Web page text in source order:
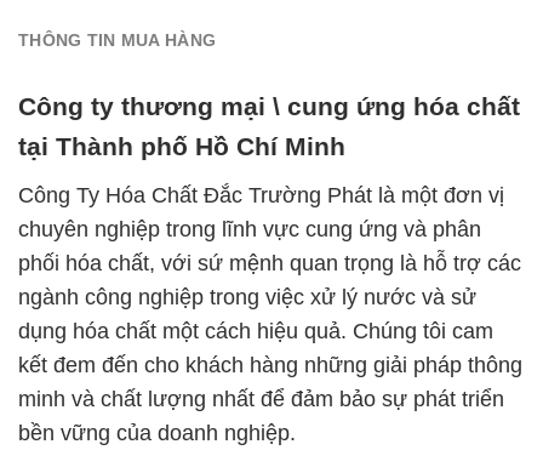
THÔNG TIN MUA HÀNG
Công ty thương mại \ cung ứng hóa chất
tại Thành phố Hồ Chí Minh
Công Ty Hóa Chất Đắc Trường Phát là một đơn vị
chuyên nghiệp trong lĩnh vực cung ứng và phân
phối hóa chất, với sứ mệnh quan trọng là hỗ trợ các
ngành công nghiệp trong việc xử lý nước và sử
dụng hóa chất một cách hiệu quả. Chúng tôi cam
kết đem đến cho khách hàng những giải pháp thông
minh và chất lượng nhất để đảm bảo sự phát triển
bền vững của doanh nghiệp.